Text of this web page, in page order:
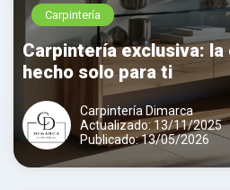
Carpintería
Carpintería exclusiva: la
hecho solo para ti
Carpintería Dimarca
Actualizado: 13/11/2025
Publicado: 13/05/2026